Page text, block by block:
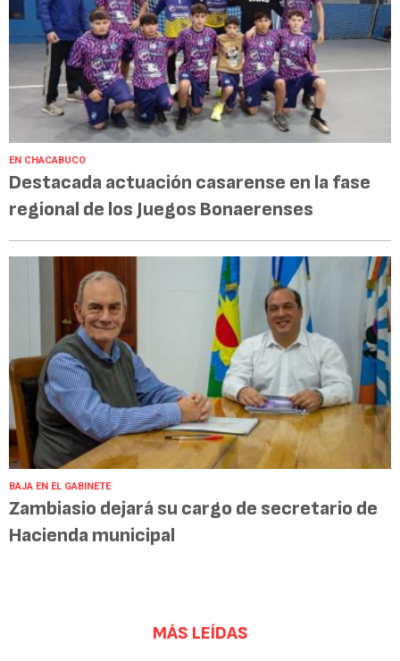
EN CHACABUCO
Destacada actuación casarense en la fase
regional de los Juegos Bonaerenses
BAJA EN EL GABINETE
Zambiasio dejará su cargo de secretario de
Hacienda municipal
MÁS LEÍDAS